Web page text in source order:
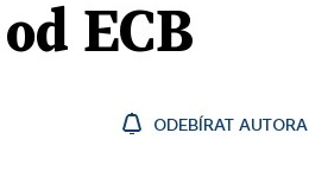
ECB
ODEBÍRAT AUTORA